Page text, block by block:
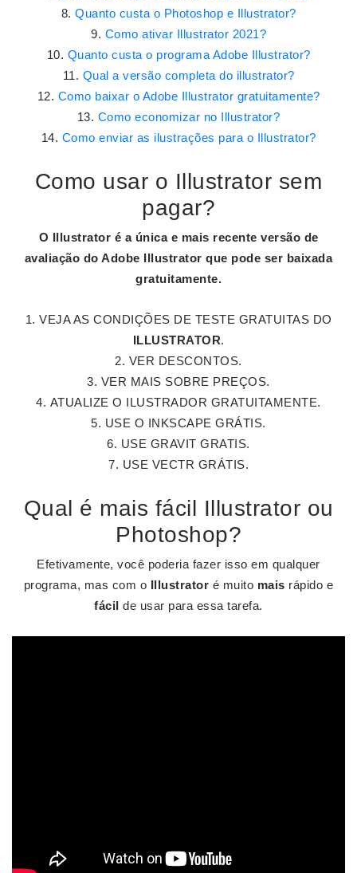
Quanto custa o Photoshop e Illustrator?
Como ativar Illustrator 2021?
Quanto custa o programa Adobe Illustrator?
Qual a versão completa do illustrator?
Como baixar o Adobe Illustrator gratuitamente?
Como economizar no Illustrator?
Como enviar as ilustrações para o Illustrator?
Como usar o Illustrator sem
pagar?
O Illustrator é a única e mais recente versão de
avaliação do Adobe Illustrator que pode ser baixada
gratuitamente.
VEJA AS CONDIÇÕES DE TESTE GRATUITAS DO
ILLUSTRATOR.
VER DESCONTOS.
VER MAIS SOBRE PREÇOS.
ATUALIZE O ILUSTRADOR GRATUITAMENTE.
USE O INKSCAPE GRÁTIS.
USE GRAVIT GRATIS.
USE VECTR GRÁTIS.
Qual é mais fácil Illustrator ou
Photoshop?
Efetivamente, você poderia fazer isso em qualquer
programa, mas com o Illustrator é muito mais rápido e
fácil de usar para essa tarefa.